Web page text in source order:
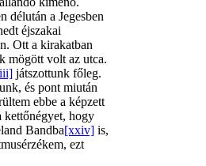
délután a Jegesben
éjszakai
Ott a kirakatban
mögött volt az utca.
játszottunk főleg.
és pont miután
ebbe a képzett
kettőnégyet, hogy
Bandba[xxiv] is,
ezt